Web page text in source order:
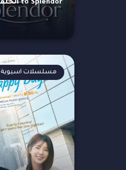
to Splendor الحلقة 1 مترجمة
مسلسلات اسيوية